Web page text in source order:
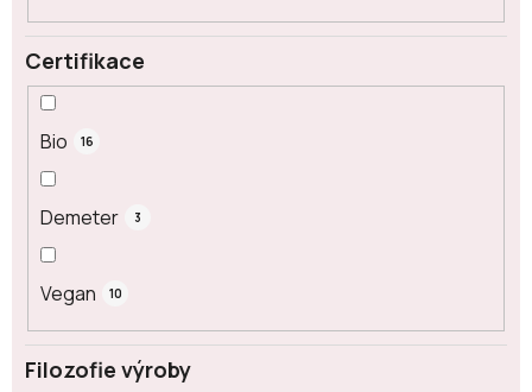
Certifikace
Bio 16
Demeter 3
Vegan 10
Filozofie výroby